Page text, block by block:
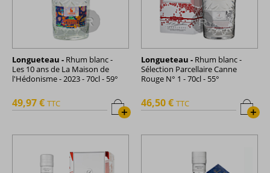
Longueteau - Rhum blanc -
Les 10 ans de La Maison de
l'Hédonisme - 2023 - 70cl - 59°
+
49,97 € TTC
Longueteau - Rhum blanc -
Sélection Parcellaire Canne
Rouge N° 1 - 70cl - 55°
+
46,50 € TTC